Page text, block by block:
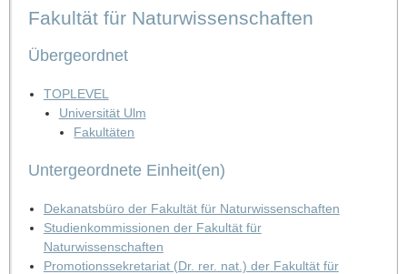
Fakultät für Naturwissenschaften
Übergeordnet
TOPLEVEL
Universität Ulm
Fakultäten
Untergeordnete Einheit(en)
Dekanatsbüro der Fakultät für Naturwissenschaften
Studienkommissionen der Fakultät für
Naturwissenschaften
Promotionssekretariat (Dr. rer. nat.) der Fakultät für